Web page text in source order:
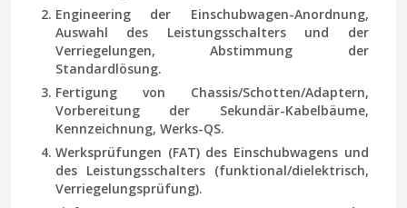
Engineeringder Einschubwagen-Anordnung,
Auswahl des Leistungsschalters und der
Verriegelungen, Abstimmung der
Standardlösung.
Fertigungvon Chassis/Schotten/Adaptern,
Vorbereitung der Sekundär-Kabelbäume,
Kennzeichnung, Werks-QS.
Werksprüfungen (FAT) des Einschubwagens und
des Leistungsschalters (funktional/dielektrisch,
Verriegelungsprüfung).